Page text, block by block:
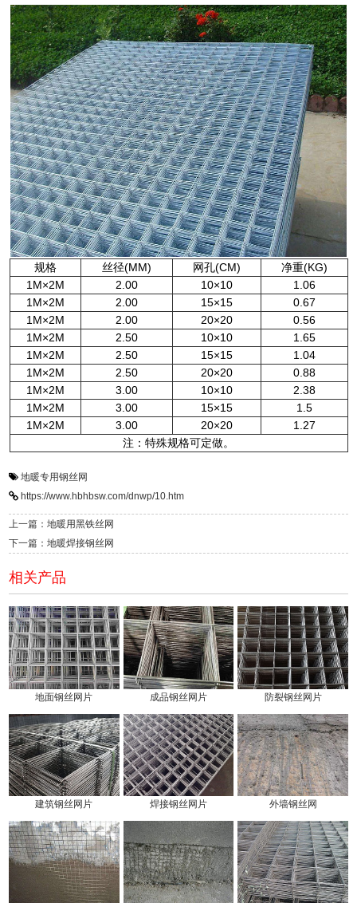
规格 丝径(MM) 网孔(CM)
净重(KG)
1M×2M
2.00 10×10
1.06
1M×2M
2.00 15×15
0.67
1M×2M
2.00 20×20
0.56
1M×2M
2.50 10×10
1.65
1M×2M
2.50 15×15
1.04
1M×2M
2.50 20×20
0.88
1M×2M
3.00 10×10
2.38
1M×2M
3.00 15×15
1.5
1M×2M
3.00 20×20
1.27
注：特殊规格可定做。
地暖专用钢丝网
https://www.hbhbsw.com/dnwp/10.htm
上一篇：地暖用黑铁丝网
下一篇：地暖焊接钢丝网
相关产品
地面钢丝网片 成品钢丝网片 防裂钢丝网片
建筑钢丝网片 焊接钢丝网片 外墙钢丝网